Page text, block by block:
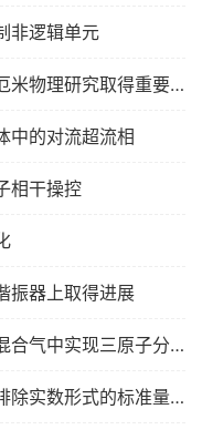
非逻辑单元
中国科大基于单自旋体系开展非厄米物理研究取得重要实验进展
中的对流超流相
相干操控
振器上取得进展
我国科学家首次在超冷原子分子混合气中实现三原子分子的量子相干合成
中国科大首次在严格定域条件下排除实数形式的标准量子力学